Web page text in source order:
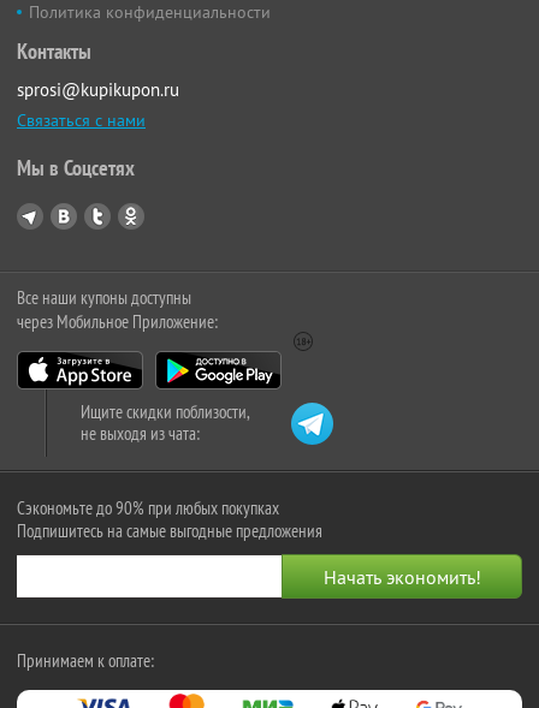
Политика конфиденциальности
Контакты
sprosi@kupikupon.ru
Связаться с нами
Мы в Соцсетях
Все наши купоны доступны
через Мобильное Приложение:
Ищите скидки поблизости,
не выходя из чата:
Сэкономьте до 90% при любых покупках
Подпишитесь на самые выгодные предложения
Принимаем к оплате: